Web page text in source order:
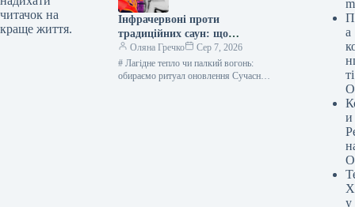
читачок на
краще життя.
Інфрачервоні проти
традиційних саун: що
насправді краще для вас?
Оляна Гречко
Сер 7, 2026
# Лагідне тепло чи палкий вогонь:
обираємо ритуал оновлення Сучасний
а
и
у